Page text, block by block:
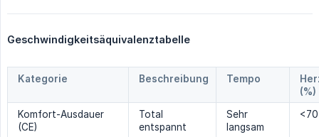
Geschwindigkeitsäquivalenztabelle
Kategorie Beschreibung Tempo
(%)
Komfort-Ausdauer
(CE)
Total
entspannt
Sehr
langsam